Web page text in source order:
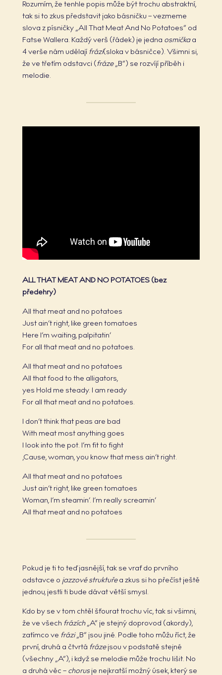
Rozumím, že tenhle popis může být trochu abstraktní,
tak si to zkus představit jako básničku – vezmeme
slova z písničky „All That Meat And No Potatoes“ od
Fatse Wallera. Každý verš (řádek) je jedna osmičkaa
4 verše nám udělají frázi(sloka v básničce). Všimni si,
že ve třetím odstavci (fráze„B“) se rozvíjí příběh i
melodie.
ALL THAT MEAT AND NO POTATOES (bez
předehry)
All that meat and no potatoes
Just ain’t right, like green tomatoes
Here I’m waiting, palpitatin‘
For all that meat and no potatoes.
All that meat and no potatoes
All that food to the alligators,
yes Hold me steady. I am ready
For all that meat and no potatoes.
I don’t think that peas are bad
With meat most anything goes
I look into the pot. I’m fit to fight
‚Cause, woman, you know that mess ain’t right.
All that meat and no potatoes
Just ain’t right, like green tomatoes
Woman, I’m steamin‘. I’m really screamin‘
All that meat and no potatoes
Pokud je ti to teď jasnější, tak se vrať do prvního
odstavce o jazzové struktuřea zkus si ho přečíst ještě
jednou, jestli ti bude dávat větší smysl.
Kdo by se v tom chtěl šťourat trochu víc, tak si všimni,
že ve všech frázích„A“ je stejný doprovod (akordy),
zatímco ve frázi„B“ jsou jiné. Podle toho můžu říct, že
první, druhá a čtvrtá frázejsou v podstatě stejné
(všechny „A“), i když se melodie může trochu lišit. No
a druhá věc – chorusje nejkratší možný úsek, který se